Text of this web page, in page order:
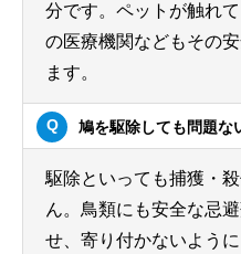
分です。ペットが触れ
の医療機関などもその
ます。
鳩を駆除しても問題な
駆除といっても捕獲・
ん。鳥類にも安全な忌
せ、寄り付かないよう